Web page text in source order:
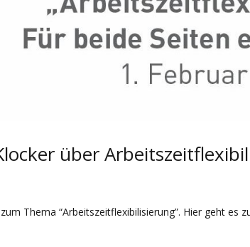
über
Thema “Arbeitszeitflexibilisierung”. Hier geht es